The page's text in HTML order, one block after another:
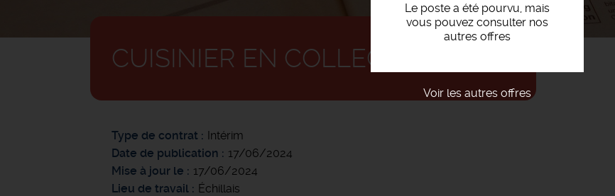
Le poste a été pourvu, mais
vous pouvez consulter nos
autres offres
Voir les autres offres
CUISINIER EN COLLECTIVITÉ F/H
Type de contrat
Intérim
Date de publication
17/06/2024
Mise à jour le
17/06/2024
Lieu de travail
Échillais